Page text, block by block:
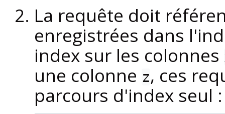
La requête doit
enregistrées dans
index sur les colonnes
une colonne z, ces
parcours d'index seul :